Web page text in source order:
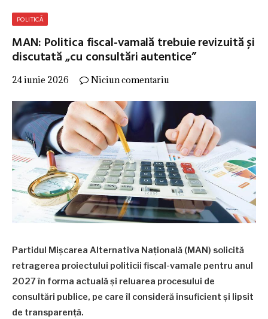
POLITICĂ
MAN: Politica fiscal-vamală trebuie revizuită și
discutată „cu consultări autentice”
24 iunie 2026 Niciun comentariu
Partidul Mișcarea Alternativa Națională (MAN) solicită
retragerea proiectului politicii fiscal-vamale pentru anul
2027 în forma actuală și reluarea procesului de
consultări publice, pe care îl consideră insuficient și lipsit
de transparență.